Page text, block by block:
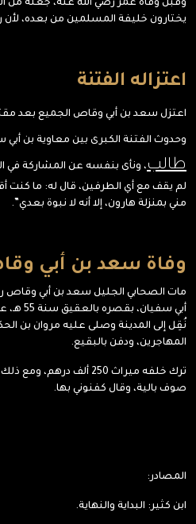
وقبل وفاة عمر رضي الله عنه، جعله من
يختارون خليفة المسلمين من بعده،
اعتزاله الفتنة
اعتزل سعد بن أبي وقاص الجميع بعد
وحدوث الفتنة الكبرى بين معاوية بن أبي
طالب، ونأى بنفسه عن المشاركة في
لم يقف مع أي الطرفين، قال له: ما كنت
مني بمنزلة هارون، إلا أنه لا نبوة بعدي”.
وفاة سعد بن أبي
مات الصحابي الجليل سعد بن أبي وقاص
أبي
نُقِل إلى المدينة وصلى عليه مروان بن
المهاجرين، ودفن بالبقيع.
ترك خلفه ميراث 250 ألف
صوف بالية، وقال كفنوني بها.
المصادر:
ابن كثير: البداية والنهاية.